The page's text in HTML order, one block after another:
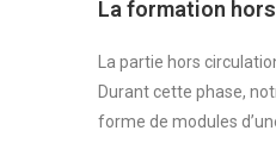
La formation
La partie hors
Durant cette phase,
forme de modules